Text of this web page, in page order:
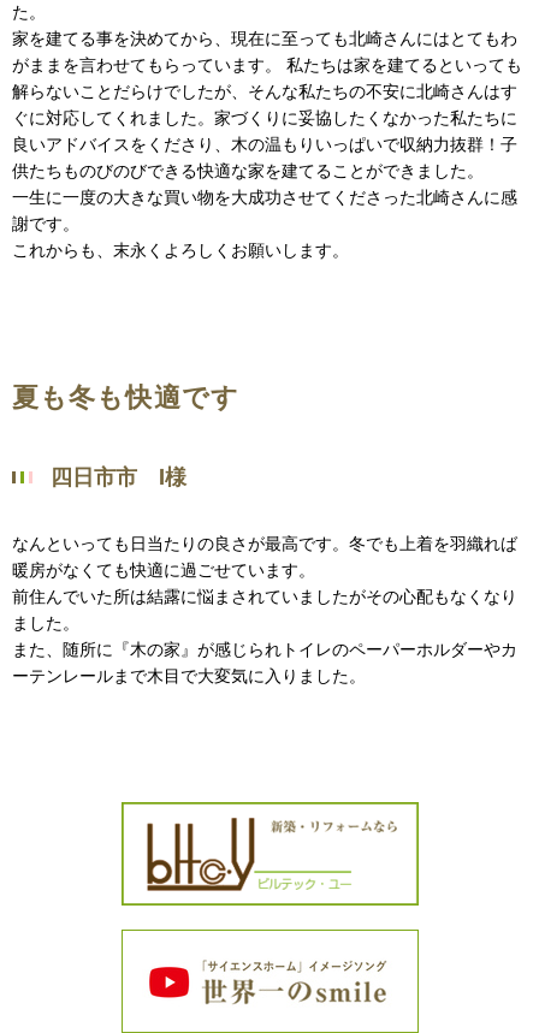
た。
家を建てる事を決めてから、現在に至っても北崎さんにはとてもわ
がままを言わせてもらっています。 私たちは家を建てるといっても
解らないことだらけでしたが、そんな私たちの不安に北崎さんはす
ぐに対応してくれました。家づくりに妥協したくなかった私たちに
良いアドバイスをくださり、木の温もりいっぱいで収納力抜群！子
供たちものびのびできる快適な家を建てることができました。
一生に一度の大きな買い物を大成功させてくださった北崎さんに感
謝です。
これからも、末永くよろしくお願いします。
夏も冬も快適です
四日市市 I様
なんといっても日当たりの良さが最高です。冬でも上着を羽織れば
暖房がなくても快適に過ごせています。
前住んでいた所は結露に悩まされていましたがその心配もなくなり
ました。
また、随所に『木の家』が感じられトイレのペーパーホルダーやカ
ーテンレールまで木目で大変気に入りました。